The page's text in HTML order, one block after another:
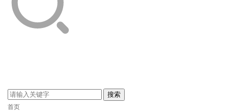
首页